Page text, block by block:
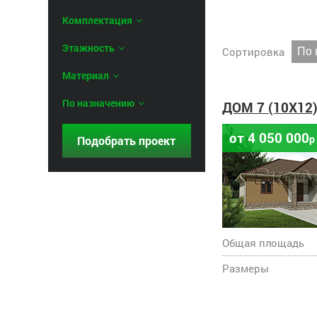
Комплектация
Этажность
Материал
По назначению
Сортировка По
ДОМ 7 (10X12)
от 4 050 000р
Общая площадь
Размеры